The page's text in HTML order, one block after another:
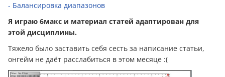
- Балансировка диапазонов
Я играю 6макс и материал статей адаптирован для
этой дисциплины.
Тяжело было заставить себя сесть за написание статьи,
онгейм не даёт расслабиться в этом месяце :(